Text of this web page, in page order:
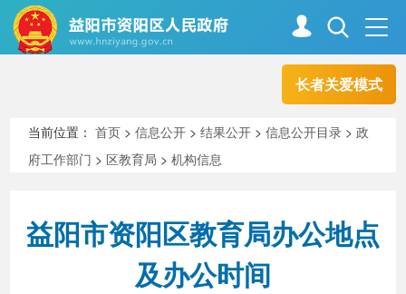
长者关爱模式
走进资阳
新闻中心 解读回应
当前位置：首页 >信息公开 >结果公开 >信息公开目录 >政
府工作部门 > 区教育局 >机构信息
益阳市资阳区教育局办公地点
及办公时间